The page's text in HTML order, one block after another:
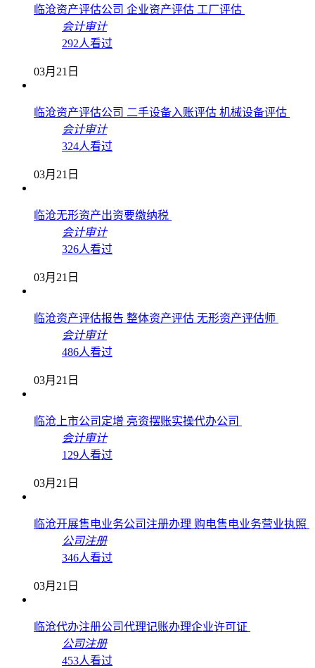
临沧资产评估公司 企业资产评估 工厂评估
会计审计
292人看过
03月21日
临沧资产评估公司 二手设备入账评估 机械设备评估
会计审计
324人看过
03月21日
临沧无形资产出资要缴纳税
会计审计
326人看过
03月21日
临沧资产评估报告 整体资产评估 无形资产评估师
会计审计
486人看过
03月21日
临沧上市公司定增 亮资摆账实操代办公司
会计审计
129人看过
03月21日
临沧开展售电业务公司注册办理 购电售电业务营业执照
公司注册
346人看过
03月21日
临沧代办注册公司代理记账办理企业许可证
公司注册
453人看过